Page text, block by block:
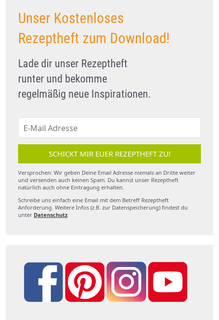
Unser Kostenloses
Rezeptheft zum Download!
Lade dir unser Rezeptheft
runter und bekomme
regelmäßig neue Inspirationen.
SCHICKT MIR EUER REZEPTHEFT ZU!
Versprochen: Wir geben Deine Email Adresse niemals an Dritte weiter
und versenden auch keinen Spam. Du kannst unser Rezeptheft
natürlich auch ohne Eintragung erhalten.
Schreibe uns einfach eine Email mit dem Betreff Rezeptheft
Anforderung. Weitere Infos (z.B. zur Datenspeicherung) findest du
unter Datenschutz